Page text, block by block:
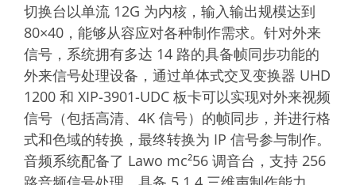
切换台以单流 12G 为内核，输入输出规模达到
80×40，能够从容应对各种制作需求。针对外来
信号，系统拥有多达 14 路的具备帧同步功能的
外来信号处理设备，通过单体式交叉变换器 UHD
1200 和 XIP-3901-UDC 板卡可以实现对外来视频
信号（包括高清、4K 信号）的帧同步，并进行格
式和色域的转换，最终转换为 IP 信号参与制作。
音频系统配备了 Lawo mc²56 调音台，支持 256